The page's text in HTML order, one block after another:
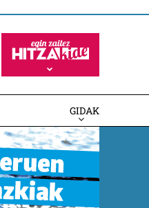
GIDAK